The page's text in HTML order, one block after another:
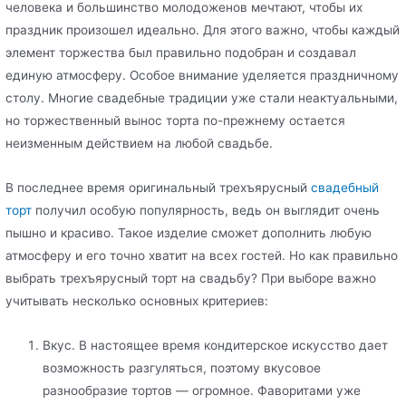
человека и большинство молодоженов мечтают, чтобы их
праздник произошел идеально. Для этого важно, чтобы каждый
элемент торжества был правильно подобран и создавал
единую атмосферу. Особое внимание уделяется праздничному
столу. Многие свадебные традиции уже стали неактуальными,
но торжественный вынос торта по-прежнему остается
неизменным действием на любой свадьбе.
В последнее время оригинальный трехъярусный свадебный
торт получил особую популярность, ведь он выглядит очень
пышно и красиво. Такое изделие сможет дополнить любую
атмосферу и его точно хватит на всех гостей. Но как правильно
выбрать трехъярусный торт на свадьбу? При выборе важно
учитывать несколько основных критериев:
Вкус. В настоящее время кондитерское искусство дает
возможность разгуляться, поэтому вкусовое
разнообразие тортов — огромное. Фаворитами уже